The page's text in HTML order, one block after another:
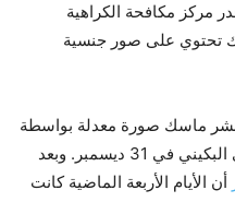
مركز مكافحة الكراهية
تحتوي على صور جنسية
نشر ماسك صورة معدلة بواسطة
الذكاء الاصطناعي لنفسه وهو يرتدي البكيني في 31 ديسمبر. وبعد
أن الأيام الأربعة الماضية كانت